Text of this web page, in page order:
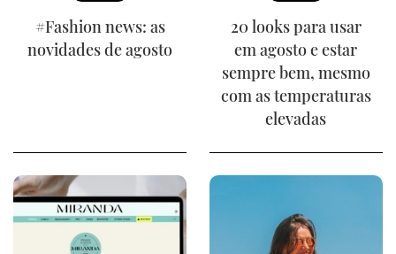
#Fashion news: as
novidades de agosto
20 looks para usar
em agosto e estar
sempre bem, mesmo
com as temperaturas
elevadas